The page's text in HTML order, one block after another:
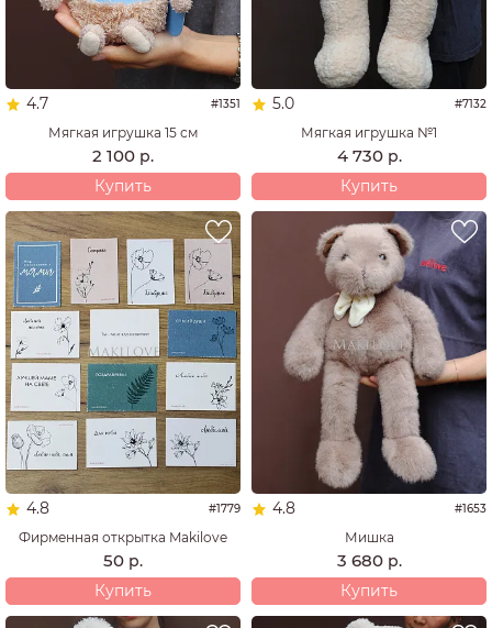
4.7 #1351
Мягкая игрушка 15 см
2 100 р.
Купить
5.0 #7132
Мягкая игрушка №1
4 730 р.
Купить
4.8 #1779
Фирменная открытка Makilove
50 р.
Купить
4.8 #1653
Мишка
3 680 р.
Купить